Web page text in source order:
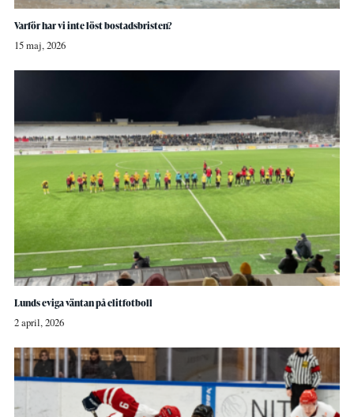
Varför har vi inte löst bostadsbristen?
15 maj, 2026
Lunds eviga väntan på elitfotboll
2 april, 2026